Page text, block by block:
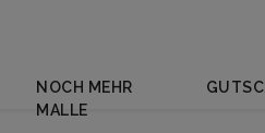
NOCH MEHR
MALLE